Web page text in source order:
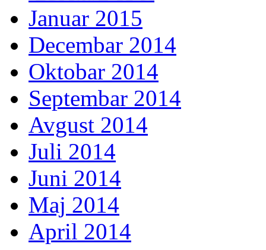
Januar 2015
Decembar 2014
Oktobar 2014
Septembar 2014
Avgust 2014
Juli 2014
Juni 2014
Maj 2014
April 2014